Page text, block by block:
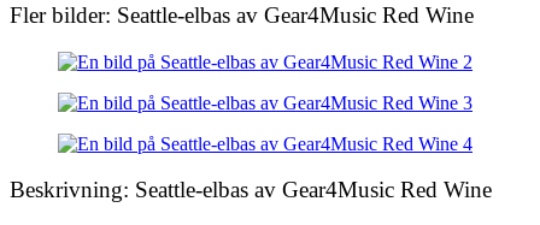
Fler bilder: Seattle-elbas av Gear4Music Red Wine
Beskrivning: Seattle-elbas av Gear4Music Red Wine